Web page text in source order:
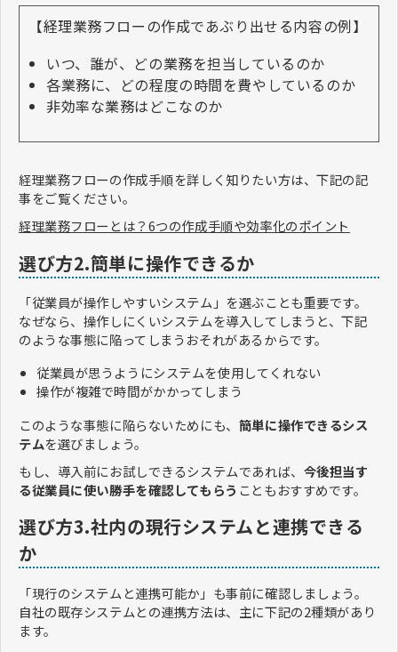
【経理業務フローの作成であぶり出せる内容の例】
いつ、誰が、どの業務を担当しているのか
各業務に、どの程度の時間を費やしているのか
非効率な業務はどこなのか
経理業務フローの作成手順を詳しく知りたい方は、下記の記
事をご覧ください。
経理業務フローとは？6つの作成手順や効率化のポイント
選び方2.簡単に操作できるか
「従業員が操作しやすいシステム」を選ぶことも重要です。
なぜなら、操作しにくいシステムを導入してしまうと、下記
のような事態に陥ってしまうおそれがあるからです。
従業員が思うようにシステムを使用してくれない
操作が複雑で時間がかかってしまう
このような事態に陥らないためにも、 簡単に操作できるシス
テムを選びましょう。
もし、導入前にお試しできるシステムであれば、 今後担当す
る従業員に使い勝手を確認してもらう こともおすすめです。
選び方3.社内の現行システムと連携できる
か
「現行のシステムと連携可能か」も事前に確認しましょう。
自社の既存システムとの連携方法は、主に下記の2種類があり
ます。